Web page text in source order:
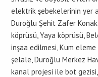
elektrik şebekelerinin yer
Duroğlu Şehit Zafer
köprüsü, Yaya köprüsü,
inşaa edilmesi, Kum
şelale, Duroğlu Merkez
kanal projesi ile bot